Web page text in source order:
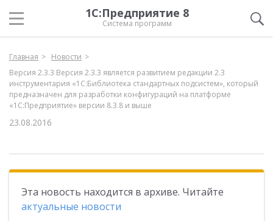
1С:Предприятие 8
Система программ
Главная
Новости
Версия 2.3.3 Версия 2.3.3 является развитием редакции 2.3
инструментария «1С:Библиотека стандартных подсистем», который
предназначен для разработки конфигураций на платформе
«1С:Предприятие» версии 8.3.8 и выше
23.08.2016
Эта новость находится в архиве. Читайте
актуальные новости